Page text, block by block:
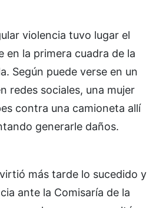
violencia tuvo lugar el
en la primera cuadra de la
Según puede verse en un
redes sociales, una mujer
contra una camioneta allí
generarle daños.
más tarde lo sucedido y
ante la Comisaría de la